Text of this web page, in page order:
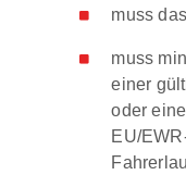
muss
muss
einer
oder
EU/